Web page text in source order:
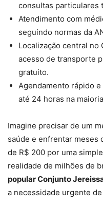
consultas particulares
Atendimento com
seguindo normas da
Localização central
acesso de transporte
gratuito.
Agendamento rápido
até 24 horas na
Imagine precisar de um
saúde e enfrentar meses
de R$ 200 por uma
realidade de milhões de
popular Conjunto
a necessidade urgente